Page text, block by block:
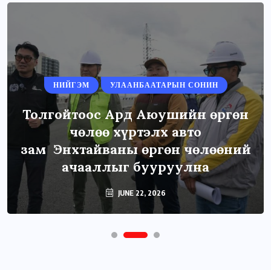
НИЙГЭМ УЛААНБААТАРЫН СОНИН
Толгойтоос Ард Аюушийн өргөн
чөлөө хүртэлх авто
зам Энхтайваны өргөн чөлөөний
ачааллыг бууруулна
JUNE 22, 2026